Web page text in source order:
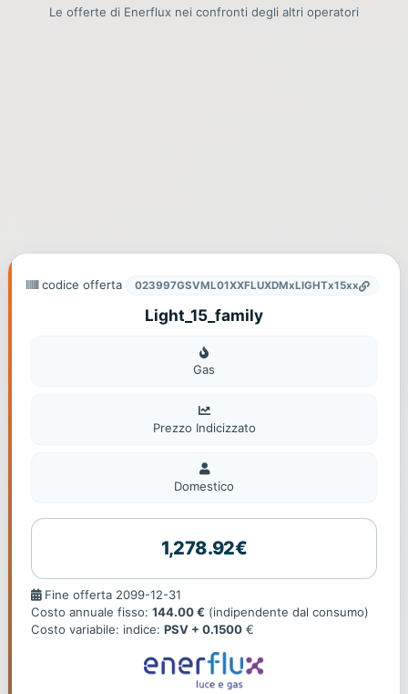
Le offerte di Enerflux nei confronti degli altri operatori
codice offerta 023997GSVML01XXFLUXDMxLIGHTx15xx
Light_15_family
Gas
Gas
Prezzo Indicizzato
Domestico
Domestico
1,278.92€
Fine
offerta
Fine offerta 2099-12-31
Costo annuale fisso: 144.00 € (indipendente dal consumo)
Costo variabile: indice: PSV + 0.1500 €